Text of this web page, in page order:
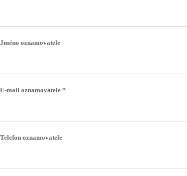
Jméno oznamovatele
E-mail oznamovatele *
Telefon oznamovatele